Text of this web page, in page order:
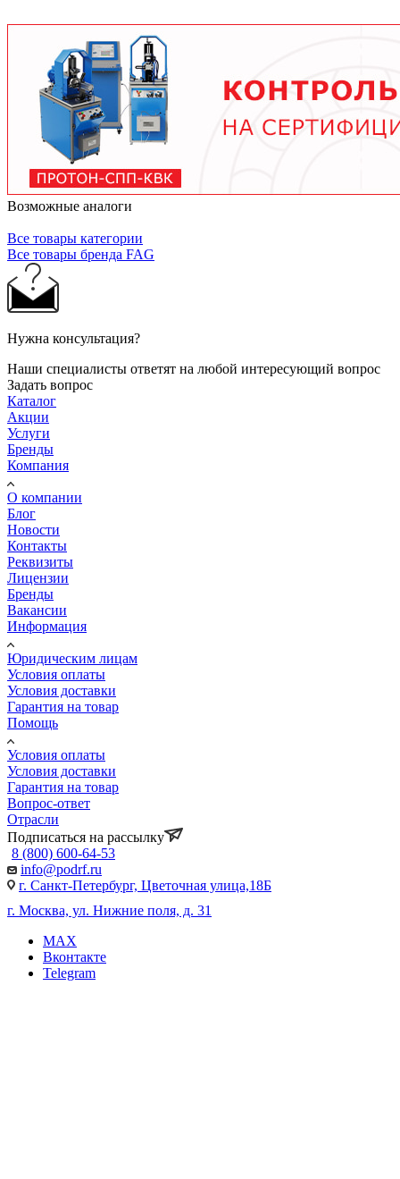
тяжелых условиях до 2 лет при нормальной
эксплуатации. Используйте только
рекомендованные производителем смазочные
материалы.
Возможные аналоги
Все товары категории
Все товары бренда FAG
Нужна консультация?
Наши специалисты ответят на любой интересующий вопрос
Задать вопрос
Каталог
Акции
Услуги
Бренды
Компания
О компании
Блог
Новости
Контакты
Реквизиты
Лицензии
Бренды
Вакансии
Информация
Юридическим лицам
Условия оплаты
Условия доставки
Гарантия на товар
Помощь
Условия оплаты
Условия доставки
Гарантия на товар
Вопрос-ответ
Отрасли
Подписаться на рассылку
8 (800) 600-64-53
info@podrf.ru
г. Санкт-Петербург, Цветочная улица,18Б
г. Москва, ул. Нижние поля, д. 31
MAX
Вконтакте
Telegram